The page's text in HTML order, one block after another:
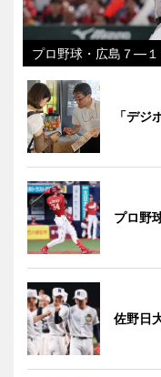
プロ野球・広島７―１
「デジ
プロ野
佐野日